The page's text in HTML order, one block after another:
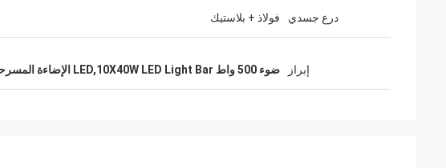
درع جسدي فولاذ + بلاستيك
إبراز ضوء 500 واط LED,10X40W LED Light Bar الإضاءة المسرحية